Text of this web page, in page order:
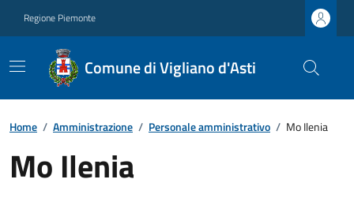
Regione Piemonte
Comune di Vigliano d'Asti
Home / Amministrazione / Personale amministrativo / Mo Ilenia
Mo Ilenia